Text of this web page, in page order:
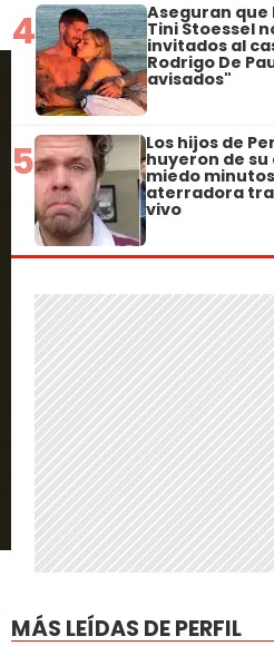
4 Aseguran que
Tini Stoessel
invitados al
Rodrigo De
avisados"
5 Los hijos de
huyeron de su
miedo
aterradora
vivo
MÁS LEÍDAS DE PERFIL